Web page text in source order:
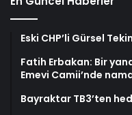
Eski CHP’li Gürsel
Fatih Erbakan: Bir
Emevi Camii’nde
Bayraktar TB3’ten